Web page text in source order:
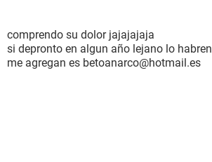
comprendo su dolor jajajajaja
si depronto en algun año lejano lo habren
me agregan es betoanarco@hotmail.es